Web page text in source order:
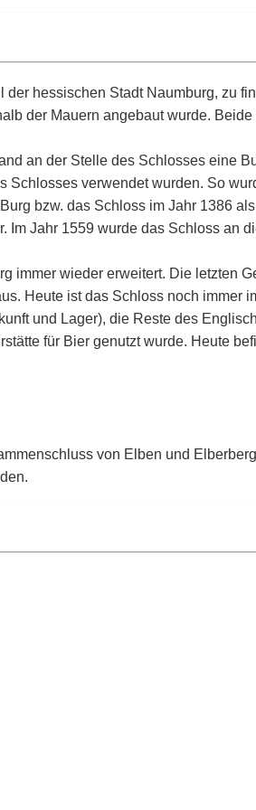
hessischen Stadt Naumburg, zu
der Mauern angebaut wurde.
an der Stelle des Schlosses eine
Schlosses verwendet wurden. So
bzw. das Schloss im Jahr 1386
Im Jahr 1559 wurde das Schloss an
immer wieder erweitert. Die letzten
Heute ist das Schloss noch immer
und Lager), die Reste des
für Bier genutzt wurde. Heute
von Elben und